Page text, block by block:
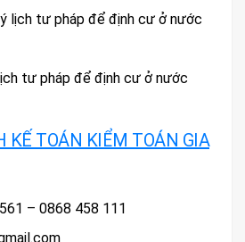
tư pháp để định cư ở nước
KẾ TOÁN KIỂM TOÁN GIA
– 0868 458 111